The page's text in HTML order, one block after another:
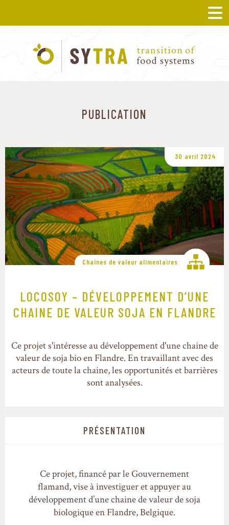
PUBLICATION
30 avril 2024
Chaînes de valeur alimentaires
LOCOSOY – DÉVELOPPEMENT D’UNE
CHAINE DE VALEUR SOJA EN FLANDRE
Ce projet s'intéresse au développement d'une chaine de
valeur de soja bio en Flandre. En travaillant avec des
acteurs de toute la chaine, les opportunités et barrières
sont analysées.
PRÉSENTATION
Ce projet, financé par le Gouvernement
flamand, vise à investiguer et appuyer au
développement d’une chaine de valeur de soja
biologique en Flandre, Belgique.